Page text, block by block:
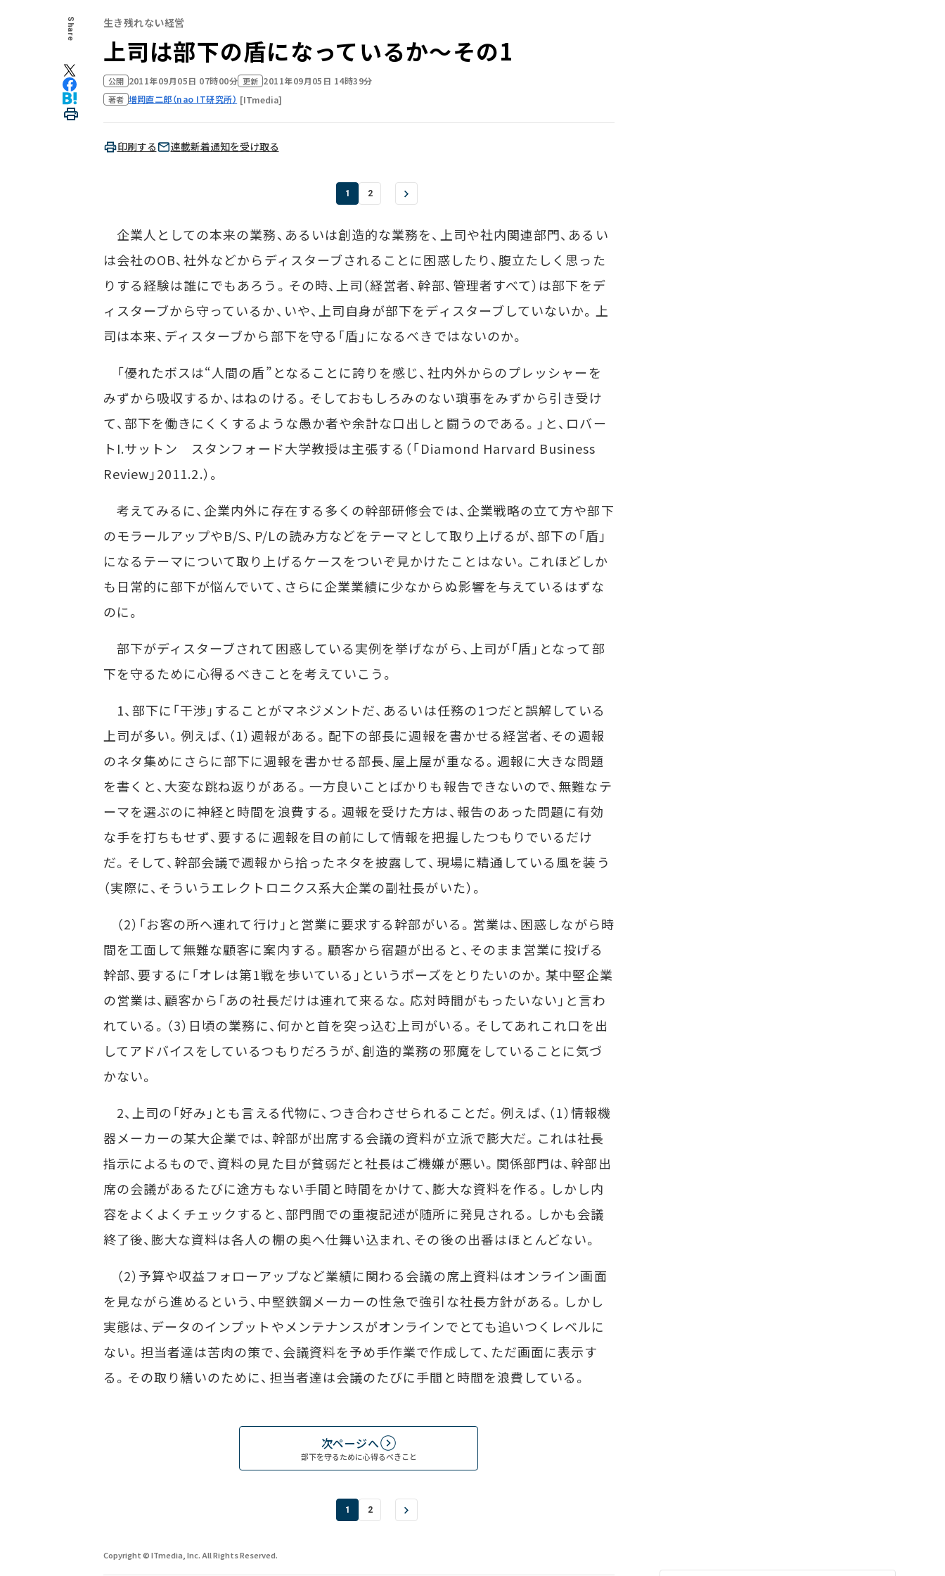
Share 生き残れない経営
上司は部下の盾になっているか～その1
公開 2011年09月05日 07時00分 更新 2011年09月05日 14時39分
著者 増岡直二郎（nao IT研究所） [ITmedia]
印刷する 連載新着通知を受け取る
1 2
企業人としての本来の業務、あるいは創造的な業務を、上司や社内関連部門、あるい
は会社のOB、社外などからディスターブされることに困惑したり、腹立たしく思った
りする経験は誰にでもあろう。その時、上司（経営者、幹部、管理者すべて）は部下をデ
ィスターブから守っているか、いや、上司自身が部下をディスターブしていないか。上
司は本来、ディスターブから部下を守る「盾」になるべきではないのか。
「優れたボスは“人間の盾”となることに誇りを感じ、社内外からのプレッシャーを
みずから吸収するか、はねのける。そしておもしろみのない瑣事をみずから引き受け
て、部下を働きにくくするような愚か者や余計な口出しと闘うのである。」と、ロバー
トI.サットン スタンフォード大学教授は主張する（「Diamond Harvard Business
Review」2011.2.）。
考えてみるに、企業内外に存在する多くの幹部研修会では、企業戦略の立て方や部下
のモラールアップやB/S、P/Lの読み方などをテーマとして取り上げるが、部下の「盾」
になるテーマについて取り上げるケースをついぞ見かけたことはない。これほどしか
も日常的に部下が悩んでいて、さらに企業業績に少なからぬ影響を与えているはずな
のに。
部下がディスターブされて困惑している実例を挙げながら、上司が「盾」となって部
下を守るために心得るべきことを考えていこう。
1、部下に「干渉」することがマネジメントだ、あるいは任務の1つだと誤解している
上司が多い。例えば、（1）週報がある。配下の部長に週報を書かせる経営者、その週報
のネタ集めにさらに部下に週報を書かせる部長、屋上屋が重なる。週報に大きな問題
を書くと、大変な跳ね返りがある。一方良いことばかりも報告できないので、無難なテ
ーマを選ぶのに神経と時間を浪費する。週報を受けた方は、報告のあった問題に有効
な手を打ちもせず、要するに週報を目の前にして情報を把握したつもりでいるだけ
だ。そして、幹部会議で週報から拾ったネタを披露して、現場に精通している風を装う
（実際に、そういうエレクトロニクス系大企業の副社長がいた）。
（2）「お客の所へ連れて行け」と営業に要求する幹部がいる。営業は、困惑しながら時
間を工面して無難な顧客に案内する。顧客から宿題が出ると、そのまま営業に投げる
幹部、要するに「オレは第1戦を歩いている」というポーズをとりたいのか。某中堅企業
の営業は、顧客から「あの社長だけは連れて来るな。応対時間がもったいない」と言わ
れている。（3）日頃の業務に、何かと首を突っ込む上司がいる。そしてあれこれ口を出
してアドバイスをしているつもりだろうが、創造的業務の邪魔をしていることに気づ
かない。
2、上司の「好み」とも言える代物に、つき合わさせられることだ。例えば、（1）情報機
器メーカーの某大企業では、幹部が出席する会議の資料が立派で膨大だ。これは社長
指示によるもので、資料の見た目が貧弱だと社長はご機嫌が悪い。関係部門は、幹部出
席の会議があるたびに途方もない手間と時間をかけて、膨大な資料を作る。しかし内
容をよくよくチェックすると、部門間での重複記述が随所に発見される。しかも会議
終了後、膨大な資料は各人の棚の奥へ仕舞い込まれ、その後の出番はほとんどない。
（2）予算や収益フォローアップなど業績に関わる会議の席上資料はオンライン画面
を見ながら進めるという、中堅鉄鋼メーカーの性急で強引な社長方針がある。しかし
実態は、データのインプットやメンテナンスがオンラインでとても追いつくレベルに
ない。担当者達は苦肉の策で、会議資料を予め手作業で作成して、ただ画面に表示す
る。その取り繕いのために、担当者達は会議のたびに手間と時間を浪費している。
次ページへ
部下を守るために心得るべきこと
1 2
Copyright © ITmedia, Inc. All Rights Reserved.